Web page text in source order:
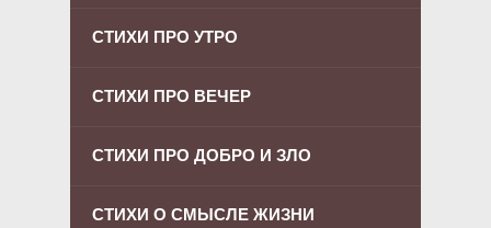
СТИХИ ПРО УТРО
СТИХИ ПРО ВЕЧЕР
СТИХИ ПРО ДОБРО И ЗЛО
СТИХИ О СМЫСЛЕ ЖИЗНИ